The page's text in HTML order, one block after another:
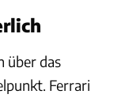
über das
Ferrari